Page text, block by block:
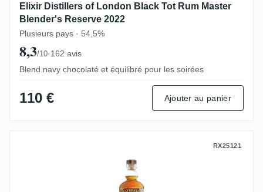
Elixir Distillers of London Black Tot Rum Master
Blender's Reserve 2022
Plusieurs pays · 54,5%
8,3/10·162 avis
Blend navy chocolaté et équilibré pour les soirées
110 € Ajouter au panier
Stade's Rum Vulcan Two Taps 2019RX25121